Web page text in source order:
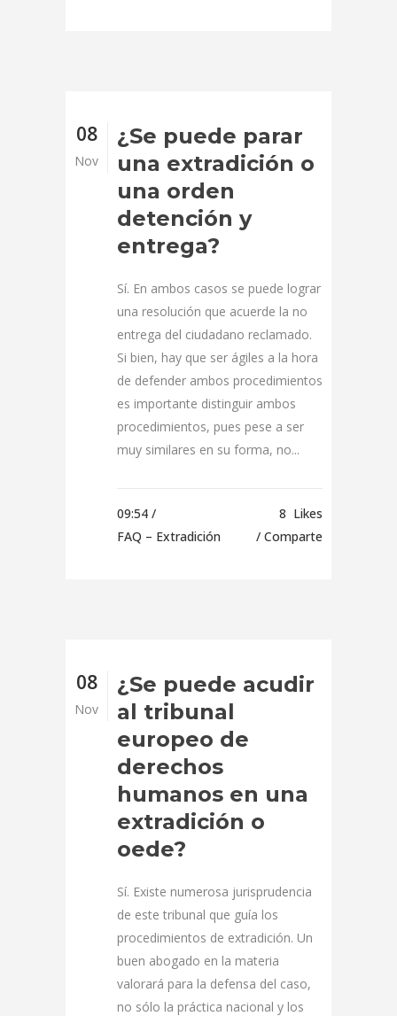
08
Nov
¿Se puede parar
una extradición o
una orden
detención y
entrega?
Sí. En ambos casos se puede lograr
una resolución que acuerde la no
entrega del ciudadano reclamado.
Si bien, hay que ser ágiles a la hora
de defender ambos procedimientos
es importante distinguir ambos
procedimientos, pues pese a ser
muy similares en su forma, no...
09:54 /
FAQ – Extradición
8 Likes
Comparte
08
Nov
¿Se puede acudir
al tribunal
europeo de
derechos
humanos en una
extradición o
oede?
Sí. Existe numerosa jurisprudencia
de este tribunal que guía los
procedimientos de extradición. Un
buen abogado en la materia
valorará para la defensa del caso,
no sólo la práctica nacional y los